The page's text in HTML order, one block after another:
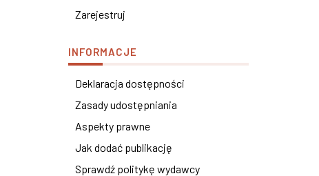
Zarejestruj
INFORMACJE
Deklaracja dostępności
Zasady udostępniania
Aspekty prawne
Jak dodać publikację
Sprawdź politykę wydawcy